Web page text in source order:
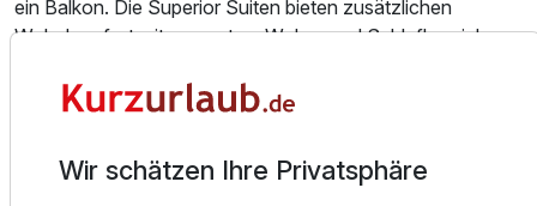
Ausstattung
Für 5 Tage p.P. ab352,00 €
ein Balkon. Die Superior Suiten bieten zusätzlichen
Wohnkomfort mit separatem Wohn- und Schlafbereich.
Panorama Suite genannt: Sie verfügt über einen Whirlpool
Wir schätzen Ihre Privatsphäre